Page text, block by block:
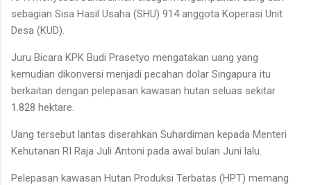
sebagian Sisa Hasil Usaha (SHU) 914 anggota Koperasi Unit
Desa (KUD).
Juru Bicara KPK Budi Prasetyo mengatakan uang yang
kemudian dikonversi menjadi pecahan dolar Singapura itu
berkaitan dengan pelepasan kawasan hutan seluas sekitar
1.828 hektare.
Uang tersebut lantas diserahkan Suhardiman kepada Menteri
Kehutanan RI Raja Juli Antoni pada awal bulan Juni lalu.
Pelepasan kawasan Hutan Produksi Terbatas (HPT) memang